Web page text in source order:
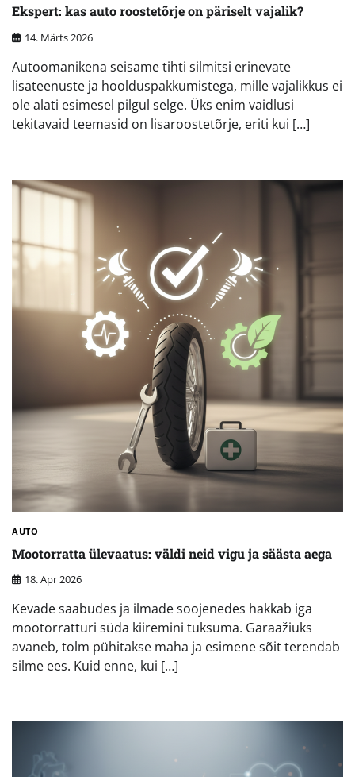
Ekspert: kas auto roostetõrje on päriselt vajalik?
14. Märts 2026
Autoomanikena seisame tihti silmitsi erinevate
lisateenuste ja hoolduspakkumistega, mille vajalikkus ei
ole alati esimesel pilgul selge. Üks enim vaidlusi
tekitavaid teemasid on lisaroostetõrje, eriti kui […]
AUTO
Mootorratta ülevaatus: väldi neid vigu ja säästa aega
18. Apr 2026
Kevade saabudes ja ilmade soojenedes hakkab iga
mootorratturi süda kiiremini tuksuma. Garaažiuks
avaneb, tolm pühitakse maha ja esimene sõit terendab
silme ees. Kuid enne, kui […]